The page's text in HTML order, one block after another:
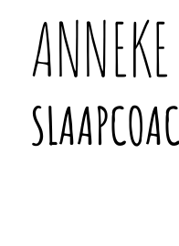
ANNEKE